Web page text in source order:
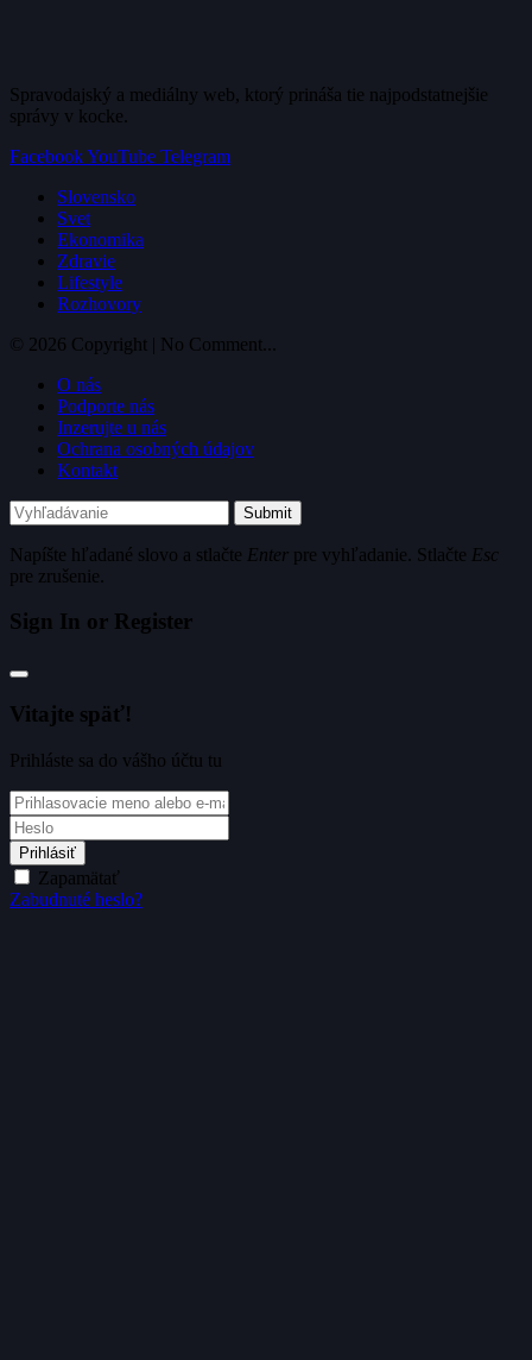
Spravodajský a mediálny web, ktorý prináša tie najpodstatnejšie
správy v kocke.
FacebookYouTube Telegram
Slovensko
Svet
Ekonomika
Zdravie
Lifestyle
Rozhovory
© 2026 Copyright | No Comment...
O nás
Podporte nás
Inzerujte u nás
Ochrana osobných údajov
Kontakt
Submit
Napíšte hľadané slovo a stlačte Enter pre vyhľadanie. Stlačte Esc
pre zrušenie.
Sign In or Register
Vitajte späť!
Prihláste sa do vášho účtu tu
Prihlásiť
Zapamätať
Zabudnuté heslo?